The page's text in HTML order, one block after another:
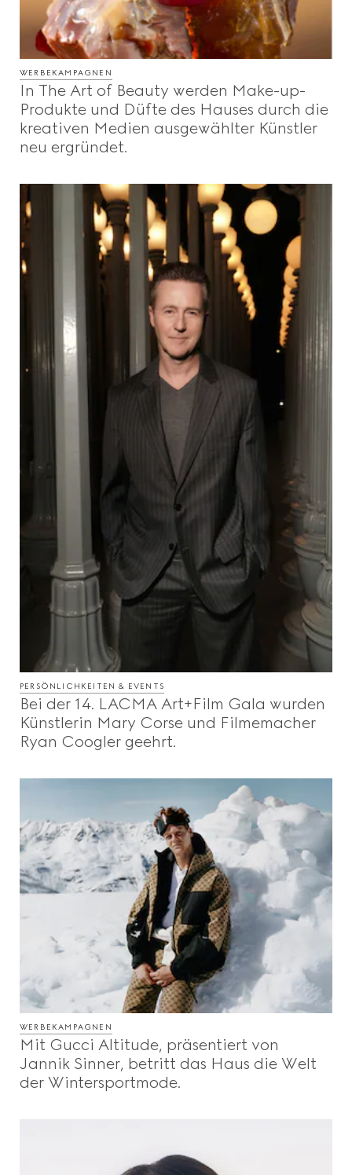
WERBEKAMPAGNEN
In The Art of Beauty werden Make-up-
Produkte und Düfte des Hauses durch die
kreativen Medien ausgewählter Künstler
neu ergründet.
PERSÖNLICHKEITEN & EVENTS
Bei der 14. LACMA Art+Film Gala wurden
Künstlerin Mary Corse und Filmemacher
Ryan Coogler geehrt.
WERBEKAMPAGNEN
Mit Gucci Altitude, präsentiert von
Jannik Sinner, betritt das Haus die Welt
der Wintersportmode.